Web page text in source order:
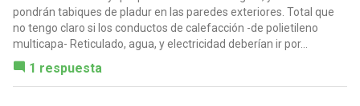
pondrán tabiques de pladur en las paredes exteriores. Total que
no tengo claro si los conductos de calefacción -de polietileno
multicapa- Reticulado, agua, y electricidad deberían ir por...
1 respuesta